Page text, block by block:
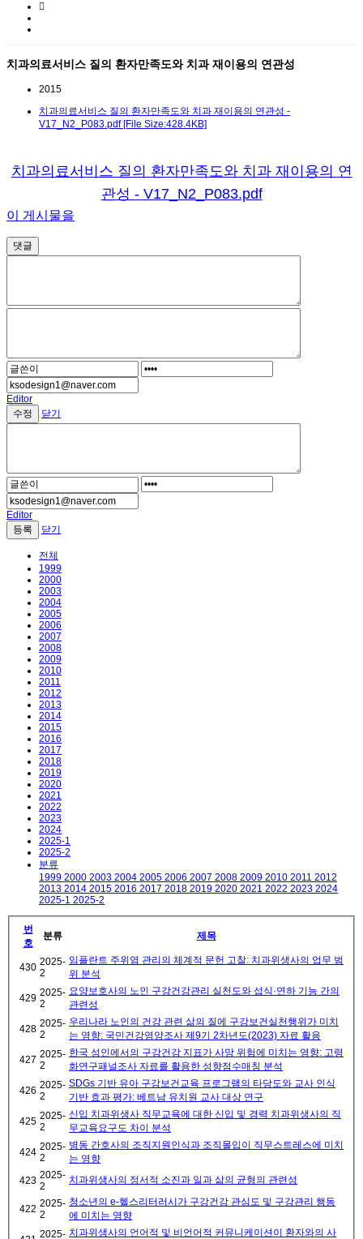
치과의료서비스 질의 환자만족도와 치과 재이용의 연관성
2015
치과의료서비스 질의 환자만족도와 치과 재이용의 연관성 -
V17_N2_P083.pdf [File Size:428.4KB]
치과의료서비스 질의 환자만족도와 치과 재이용의 연
관성 - V17_N2_P083.pdf
이 게시물을
댓글
Editor
닫기
Editor
닫기
전체
1999
2000
2003
2004
2005
2006
2007
2008
2009
2010
2011
2012
2013
2014
2015
2016
2017
2018
2019
2020
2021
2022
2023
2024
2025-1
2025-2
분류
1999 2000 2003 2004 2005 2006 2007 2008 2009 2010 2011 2012
2013 2014 2015 2016 2017 2018 2019 2020 2021 2022 2023 2024
2025-1 2025-2
번
호
분류 제목
430 2025-
2
임플란트 주위염 관리의 체계적 문헌 고찰: 치과위생사의 업무 범
위 분석
429 2025-
2
요양보호사의 노인 구강건강관리 실천도와 섭식·연하 기능 간의
관련성
428 2025-
2
우리나라 노인의 건강 관련 삶의 질에 구강보건실천행위가 미치
는 영향: 국민건강영양조사 제9기 2차년도(2023) 자료 활용
427 2025-
2
한국 성인에서의 구강건강 지표가 사망 위험에 미치는 영향: 고령
화연구패널조사 자료를 활용한 성향점수매칭 분석
426 2025-
2
SDGs 기반 유아 구강보건교육 프로그램의 타당도와 교사 인식
기반 효과 평가: 베트남 유치원 교사 대상 연구
425 2025-
2
신입 치과위생사 직무교육에 대한 신입 및 경력 치과위생사의 직
무교육요구도 차이 분석
424 2025-
2
병동 간호사의 조직지원인식과 조직몰입이 직무스트레스에 미치
는 영향
423 2025-
2
치과위생사의 정서적 소진과 일과 삶의 균형의 관련성
422 2025-
2
청소년의 e-헬스리터러시가 구강건강 관심도 및 구강관리 행동
에 미치는 영향
2025- 치과위생사의 언어적 및 비언어적 커뮤니케이션이 환자와의 사